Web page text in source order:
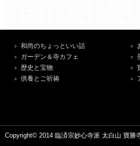
和尚のちょっといい話
ガーデン＆寺カフェ
歴史と宝物
供養とご祈祷
Copyright© 2014 臨済宗妙心寺派 太白山 寶勝